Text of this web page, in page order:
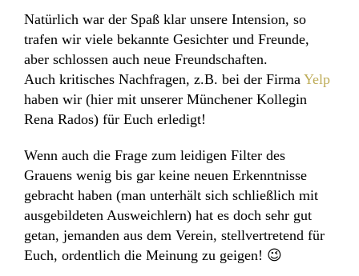
Natürlich war der Spaß klar unsere Intension, so
trafen wir viele bekannte Gesichter und Freunde,
aber schlossen auch neue Freundschaften.
Auch kritisches Nachfragen, z.B. bei der Firma Yelp
haben wir (hier mit unserer Münchener Kollegin
Rena Rados) für Euch erledigt!
Wenn auch die Frage zum leidigen Filter des
Grauens wenig bis gar keine neuen Erkenntnisse
gebracht haben (man unterhält sich schließlich mit
ausgebildeten Ausweichlern) hat es doch sehr gut
getan, jemanden aus dem Verein, stellvertretend für
Euch, ordentlich die Meinung zu geigen! 😉